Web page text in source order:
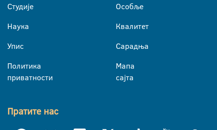
Студије
Наука
Упис
Политика
приватности
Особље
Квалитет
Сарадња
Мапа
сајта
Пратите нас